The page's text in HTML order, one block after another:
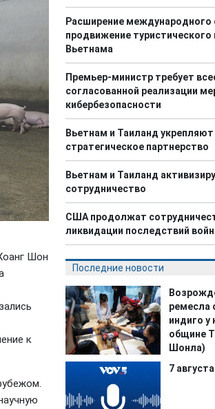
Шон
к
Расширение международного
продвижение туристического
Вьетнама
Премьер-министр требует
согласованной реализации
кибербезопасности
Вьетнам и Таиланд
стратегическое партнерство
Вьетнам и Таиланд
сотрудничество
США продолжат
ликвидации последствий
Последние новости
ремесла
индиго у
общине
Шонла)
7